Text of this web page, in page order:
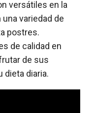
versátiles en la
variedad de
postres.
de calidad en
de sus
dieta diaria.